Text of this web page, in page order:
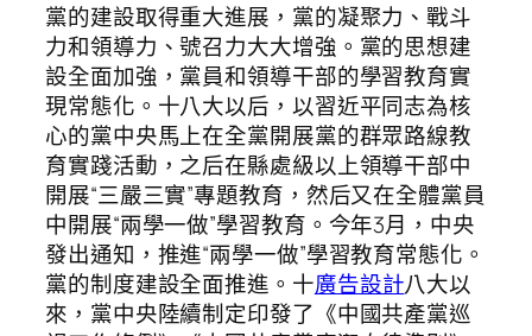
黨的建設取得重大進展，黨的凝聚力、戰斗
力和領導力、號召力大大增強。黨的思想建
設全面加強，黨員和領導干部的學習教育實
現常態化。十八大以后，以習近平同志為核
心的黨中央馬上在全黨開展黨的群眾路線教
育實踐活動，之后在縣處級以上領導干部中
開展“三嚴三實”專題教育，然后又在全體黨員
中開展“兩學一做”學習教育。今年3月，中央
發出通知，推進“兩學一做”學習教育常態化。
黨的制度建設全面推進。十廣告設計八大以
來，黨中央陸續制定印發了《中國共產黨巡